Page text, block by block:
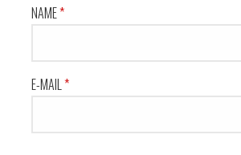
NAME*
E-MAIL *